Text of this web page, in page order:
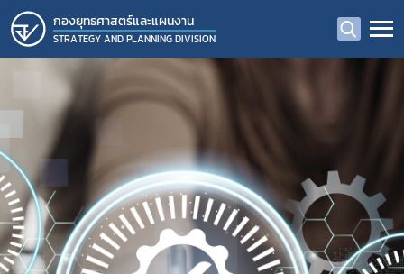
กองยุทธศาสตร์และแผนงาน
STRATEGY AND PLANNING DIVISION